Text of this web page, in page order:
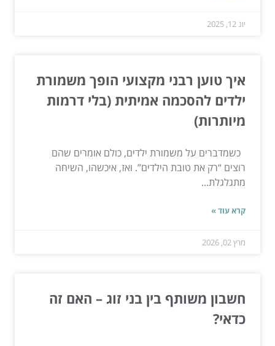
יונ 12, 2025
איך טוען רבני מקצועי הופך משמורת
ילדים להסכמה אמיתית (בלי דרמות
מיותרות)
כשמדברים על משמורת ילדים, כולם אומרים שהם
רוצים “רק את טובת הילדים”. ואז, איכשהו, השיחה
מתגלגלת...
קרא עוד »
מרץ 02, 2026
חשבון משותף בין בני זוג – האם זה
כדאי?